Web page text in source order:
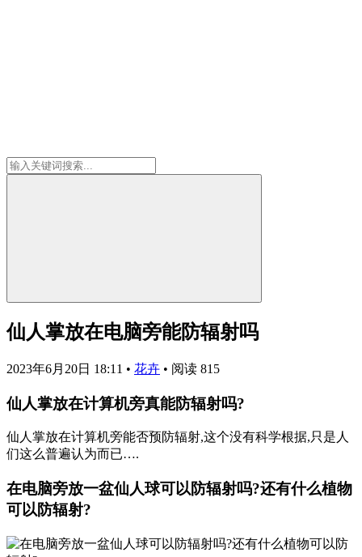
仙人掌放在电脑旁能防辐射吗
2023年6月20日 18:11 • 花卉 • 阅读 815
仙人掌放在计算机旁真能防辐射吗?
仙人掌放在计算机旁能否预防辐射,这个没有科学根据,只是人
们这么普遍认为而已….
在电脑旁放一盆仙人球可以防辐射吗?还有什么植物
可以防辐射?